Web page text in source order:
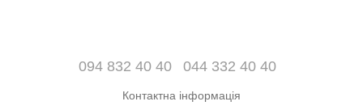
094 832 40 40 044 332 40 40
Контактна інформація